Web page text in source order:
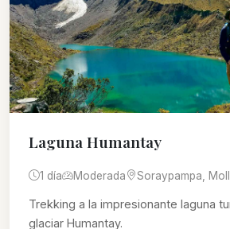
Laguna Humantay
1 día Moderada Soraypampa,
Trekking a la impresionante laguna
glaciar Humantay.